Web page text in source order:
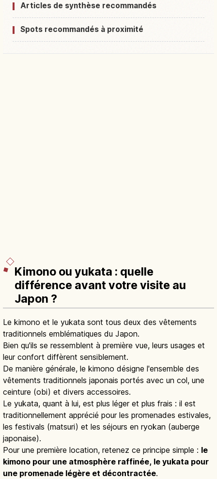
Articles de synthèse recommandés
Spots recommandés à proximité
Kimono ou yukata : quelle
différence avant votre visite au
Japon ?
Le kimono et le yukata sont tous deux des vêtements
traditionnels emblématiques du Japon.
Bien qu'ils se ressemblent à première vue, leurs usages et
leur confort diffèrent sensiblement.
De manière générale, le kimono désigne l'ensemble des
vêtements traditionnels japonais portés avec un col, une
ceinture (obi) et divers accessoires.
Le yukata, quant à lui, est plus léger et plus frais : il est
traditionnellement apprécié pour les promenades estivales,
les festivals (matsuri) et les séjours en ryokan (auberge
japonaise).
Pour une première location, retenez ce principe simple : le
kimono pour une atmosphère raffinée, le yukata pour
une promenade légère et décontractée.